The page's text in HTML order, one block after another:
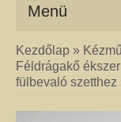
Menü
Csakra ékszer
A kézműves csakra
a népi hagyományok
Kezdőlap »
Féldrágakő ékszer
fülbevaló szetthez